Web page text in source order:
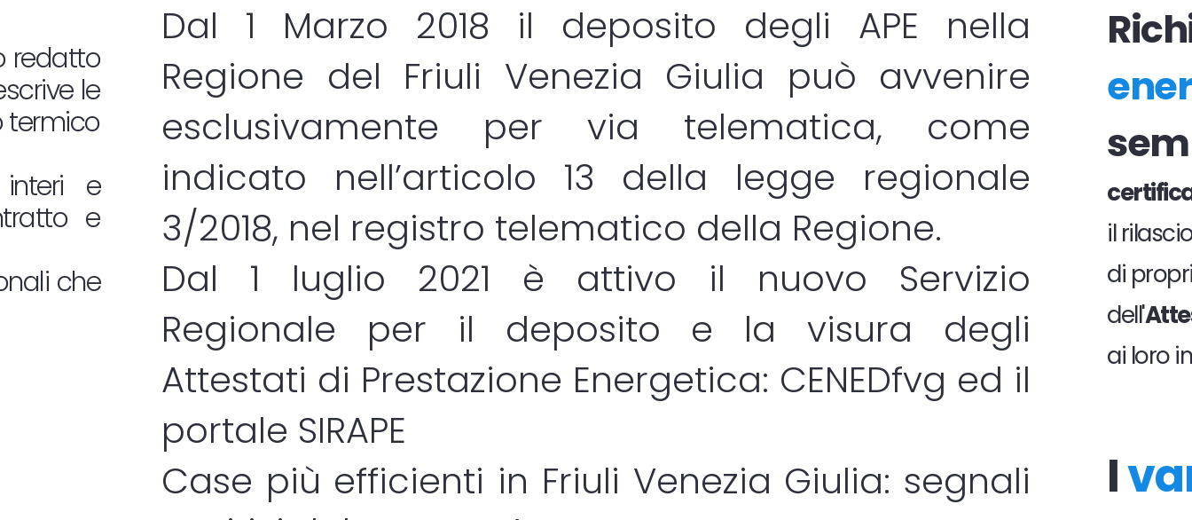
redatto
le
termico
e
e
che
Dal 1 Marzo 2018 il deposito degli APE nella
Regione del Friuli Venezia Giulia può avvenire
esclusivamente per via telematica, come
indicato nell’articolo 13 della legge regionale
3/2018, nel registro telematico della Regione.
Dal 1 luglio 2021 è attivo il nuovo Servizio
Regionale per il deposito e la visura degli
Attestati di Prestazione Energetica: CENEDfvg ed il
portale SIRAPE
Case più efficienti in Friuli Venezia Giulia: segnali
il
di
dell'
ai loro
I